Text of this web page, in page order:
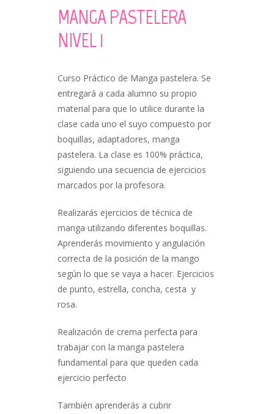
MANGA PASTELERA
NIVEL 1
Curso Práctico de Manga pastelera. Se
entregará a cada alumno su propio
material para que lo utilice durante la
clase cada uno el suyo compuesto por
boquillas, adaptadores, manga
pastelera. La clase es 100% práctica,
siguiendo una secuencia de ejercicios
marcados por la profesora.
Realizarás ejercicios de técnica de
manga utilizando diferentes boquillas.
Aprenderás movimiento y angulación
correcta de la posición de la mango
según lo que se vaya a hacer. Ejercicios
de punto, estrella, concha, cesta y
rosa.
Realización de crema perfecta para
trabajar con la manga pastelera
fundamental para que queden cada
ejercicio perfecto
También aprenderás a cubrir